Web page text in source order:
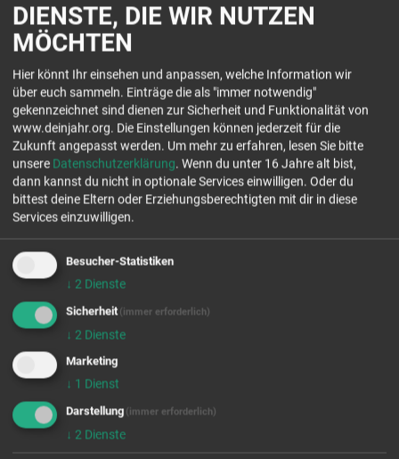
DEIN KONTAKT
Freie christliche Schule Siegen (Grundschule)
Brunkelpfad 1
57234 Wilnsdorf
Tel.: 02737 2168-0
www.fcs-siegen.de
Jetzt Kontakt aufnehmen
freie Plätze Jahrgang 27/28
Stellenanzahl 1
EINSATZFELDER
DIENSTE, DIE WIR NUTZEN
MÖCHTEN
Hier könnt Ihr einsehen und anpassen, welche Information wir
über euch sammeln. Einträge die als "immer notwendig"
gekennzeichnet sind dienen zur Sicherheit und Funktionalität von
www.deinjahr.org. Die Einstellungen können jederzeit für die
Zukunft angepasst werden. Um mehr zu erfahren, lesen Sie bitte
unsere Datenschutzerklärung. Wenn du unter 16 Jahre alt bist,
dann kannst du nicht in optionale Services einwilligen. Oder du
bittest deine Eltern oder Erziehungsberechtigten mit dir in diese
Services einzuwilligen.
Besucher-Statistiken
↓ 2 Dienste
Sicherheit (immer erforderlich)
↓ 2 Dienste
Marketing
↓ 1 Dienst
Darstellung (immer erforderlich)
↓ 2 Dienste